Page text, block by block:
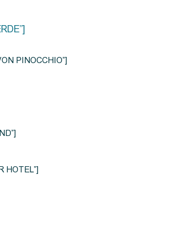
PINOCCHIO”]
HOTEL”]